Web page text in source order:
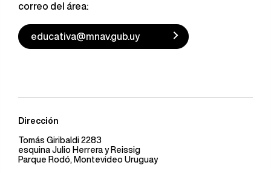
correo del área:
educativa@mnav.gub.uy
Dirección
Tomás Giribaldi 2283
esquina Julio Herrera y Reissig
Parque Rodó, Montevideo Uruguay